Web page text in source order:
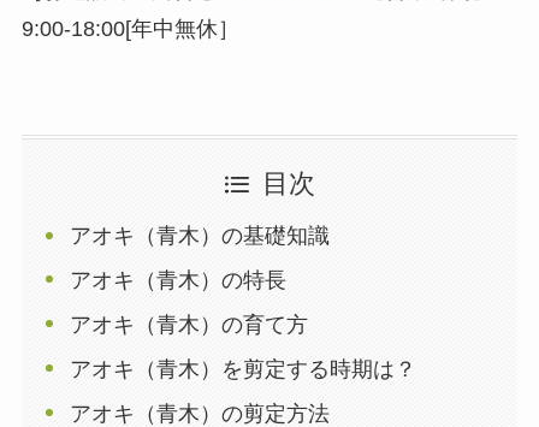
9:00-18:00[年中無休］
目次
アオキ（青木）の基礎知識
アオキ（青木）の特長
アオキ（青木）の育て方
アオキ（青木）を剪定する時期は？
アオキ（青木）の剪定方法